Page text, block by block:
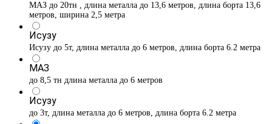
МАЗ до 20тн , длина металла до 13,6 метров, длина борта 13,6
метров, ширина 2,5 метра
Исузу
Исузу до 5т, длина металла до 6 метров, длина борта 6.2 метра
МАЗ
до 8,5 тн длина металла до 6 метров
Исузу
до 3т, длина металла до 6 метров, длина борта 6.2 метра